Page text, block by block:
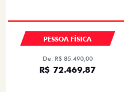
PESSOA FÍSICA
De: R$ 85.490,00
R$ 72.469,87